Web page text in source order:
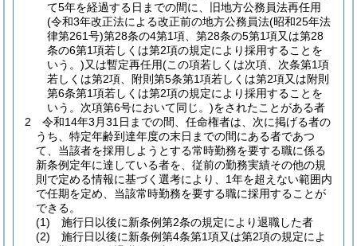
て5年を経過する日までの間に、旧地方公務員法再任用
(令和3年改正法による改正前の地方公務員法(昭和25年法
律第261号)第28条の4第1項、第28条の5第1項又は第28
条の6第1項若しくは第2項の規定により採用することを
いう。)又は暫定再任用(この項若しくは次項、次条第1項
若しくは第2項、附則第5条第1項若しくは第2項又は附則
第6条第1項若しくは第2項の規定により採用することを
いう。次項第6号において同じ。)をされたことがある者
2
令和14年3月31日までの間、任命権者は、次に掲げる者の
うち、特定年齢到達年度の末日までの間にある者であつ
て、当該者を採用しようとする常時勤務を要する職に係る
新条例定年に達している者を、従前の勤務実績その他の規
則で定める情報に基づく選考により、1年を超えない範囲内
で任期を定め、当該常時勤務を要する職に採用することが
できる。
(1)
施行日以後に新条例第2条の規定により退職した者
(2)
施行日以後に新条例第4条第1項又は第2項の規定によ